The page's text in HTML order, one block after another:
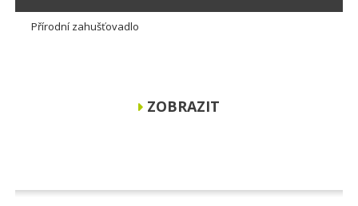
Přírodní zahušťovadlo
ZOBRAZIT